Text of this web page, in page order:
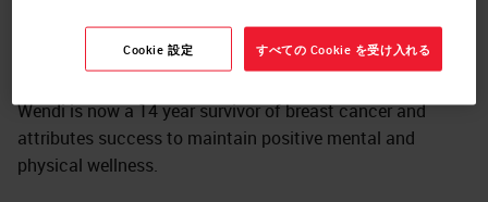
Wendi’s passion for community health and community
Wendi is now a 14 year survivor of breast cancer and
attributes success to maintain positive mental and
physical wellness.
Cookie 設定 すべての Cookie を受け入れる